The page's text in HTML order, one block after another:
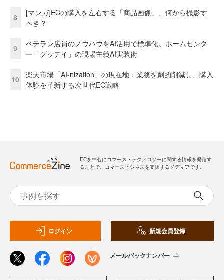
8
[マンガ]ECの購入を左右する「商品画像」、何から撮影す
べき？
9
ベテラン店員のノウハウをAI活用で標準化。ホームセンタ
ー「グッデイ」の現場主義AI実装術
10
楽天市場「AI-nization」の現在地：業務を劇的削減し、購入
体験を革新する次世代EC戦略
ECを中心にコマース・テクノロジーに関する情報を発信す
ることで、コマースビジネスを支援するメディアです。
ログイン 新規会員登録
メールバックナンバー